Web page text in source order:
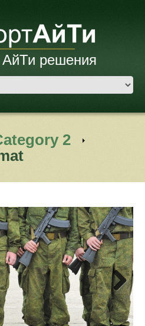
решения
2
Next